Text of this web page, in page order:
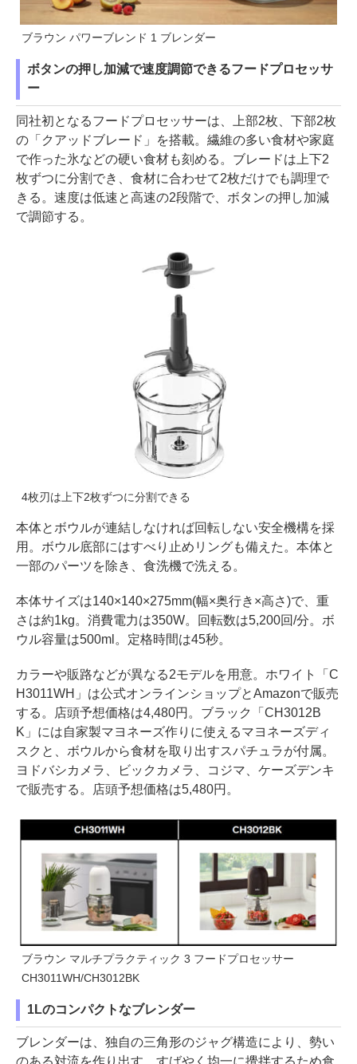
ブラウン パワーブレンド 1 ブレンダー
ボタンの押し加減で速度調節できるフードプロセッサ
ー
同社初となるフードプロセッサーは、上部2枚、下部2枚
の「クアッドブレード」を搭載。繊維の多い食材や家庭
で作った氷などの硬い食材も刻める。ブレードは上下2
枚ずつに分割でき、食材に合わせて2枚だけでも調理で
きる。速度は低速と高速の2段階で、ボタンの押し加減
で調節する。
4枚刃は上下2枚ずつに分割できる
本体とボウルが連結しなければ回転しない安全機構を採
用。ボウル底部にはすべり止めリングも備えた。本体と
一部のパーツを除き、食洗機で洗える。
本体サイズは140×140×275mm(幅×奥行き×高さ)で、重
さは約1kg。消費電力は350W。回転数は5,200回/分。ボ
ウル容量は500ml。定格時間は45秒。
カラーや販路などが異なる2モデルを用意。ホワイト「C
H3011WH」は公式オンラインショップとAmazonで販売
する。店頭予想価格は4,480円。ブラック「CH3012B
K」には自家製マヨネーズ作りに使えるマヨネーズディ
スクと、ボウルから食材を取り出すスパチュラが付属。
ヨドバシカメラ、ビックカメラ、コジマ、ケーズデンキ
で販売する。店頭予想価格は5,480円。
ブラウン マルチプラクティック 3 フードプロセッサー
CH3011WH/CH3012BK
1Lのコンパクトなブレンダー
ブレンダーは、独自の三角形のジャグ構造により、勢い